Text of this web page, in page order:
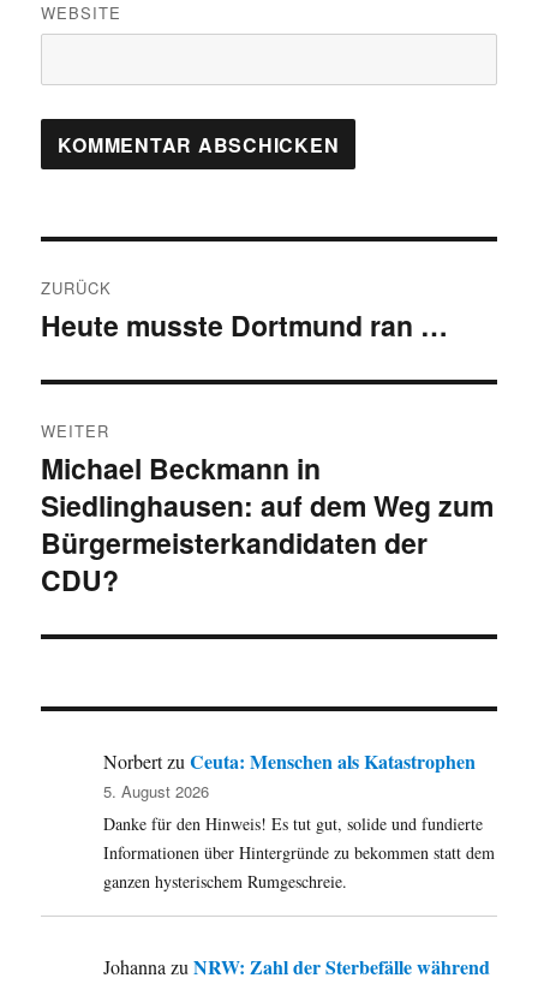
WEBSITE
ZURÜCK
Vorheriger
Heute musste Dortmund ran …
WEITER
Nächster
Beitrag:
Michael Beckmann in
Siedlinghausen: auf dem Weg zum
Bürgermeisterkandidaten der
CDU?
NorbertzuCeuta: Menschen als Katastrophen
5. August 2026
Danke für den Hinweis! Es tut gut, solide und fundierte
Informationen über Hintergründe zu bekommen statt dem
ganzen hysterischem Rumgeschreie.
JohannazuNRW: Zahl der Sterbefälle während